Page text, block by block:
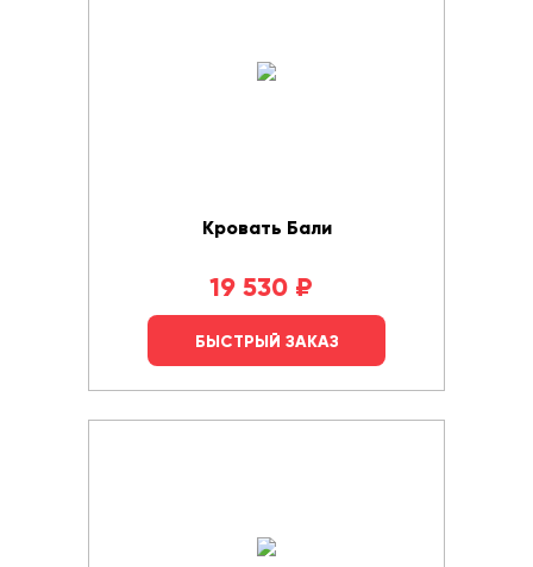
Кровать Бали
19 530 ₽
БЫСТРЫЙ ЗАКАЗ